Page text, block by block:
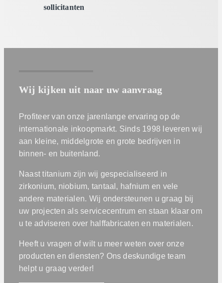
sollicitanten
Wij kijken uit naar uw aanvraag
Profiteer van onze jarenlange ervaring op de
internationale inkoopmarkt. Sinds 1998 leveren wij
aan kleine, middelgrote en grote bedrijven in
binnen- en buitenland.
Naast titanium zijn wij gespecialiseerd in
zirkonium, niobium, tantaal, hafnium en vele
andere materialen. Wij ondersteunen u graag bij
uw projecten als servicecentrum en staan klaar om
u te adviseren over halffabricaten en materialen.
Heeft u vragen of wilt u meer weten over onze
producten en diensten? Ons deskundige team
helpt u graag verder!